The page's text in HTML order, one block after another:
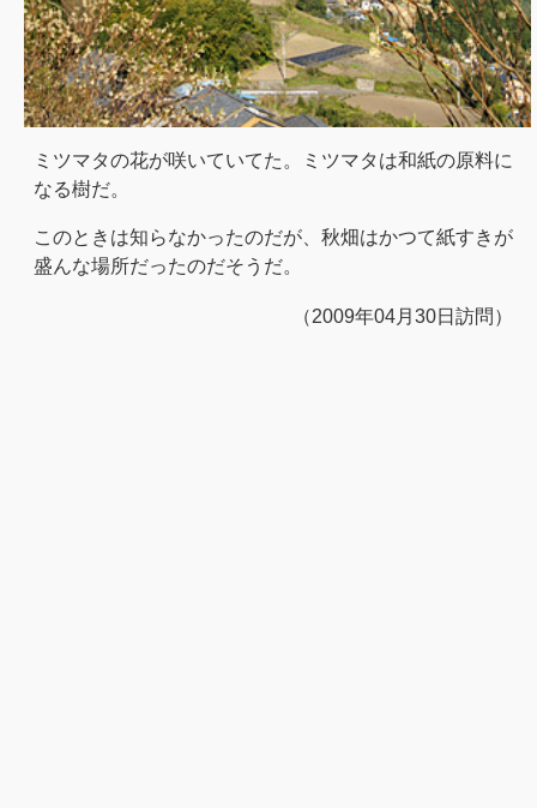
ミツマタの花が咲いていてた。ミツマタは和紙の原料に
なる樹だ。
このときは知らなかったのだが、秋畑はかつて紙すきが
盛んな場所だったのだそうだ。
（2009年04月30日訪問）